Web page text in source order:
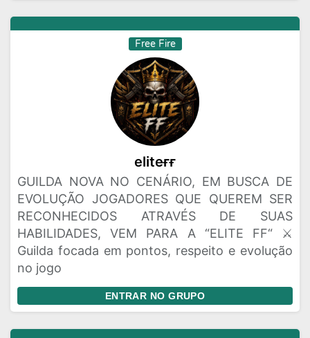
Free Fire
eliteㅤғғ
GUILDA NOVA NO CENÁRIO, EM BUSCA DE
EVOLUÇÃO JOGADORES QUE QUEREM SER
RECONHECIDOS ATRAVÉS DE SUAS
HABILIDADES, VEM PARA A “ELITE FF“ ⚔️
Guilda focada em pontos, respeito e evolução
no jogo
ENTRAR NO GRUPO